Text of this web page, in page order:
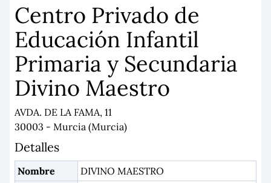
Centro Privado de
Educación Infantil
Primaria y Secundaria
Divino Maestro
AVDA. DE LA FAMA, 11
30003 - Murcia (Murcia)
Detalles
Nombre DIVINO MAESTRO